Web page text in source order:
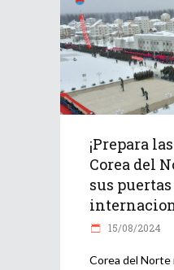
¡Prepara
Corea del
sus
15/08/2024
Corea del Norte